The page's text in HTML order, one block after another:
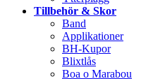
Tillbehör & Skor
Band
Applikationer
BH-Kupor
Blixtlås
Boa o Marabou